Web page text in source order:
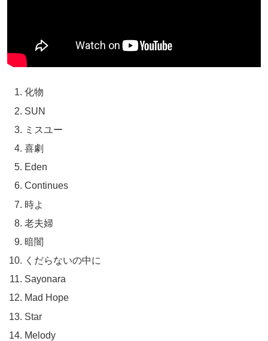
化物
SUN
ミスユー
喜劇
Eden
Continues
時よ
老夫婦
暗闇
くだらないの中に
Sayonara
Mad Hope
Star
Melody